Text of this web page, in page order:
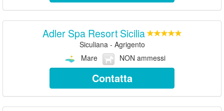
Adler Spa Resort Sicilia
Siculiana - Agrigento
Mare
NON ammessi
Contatta